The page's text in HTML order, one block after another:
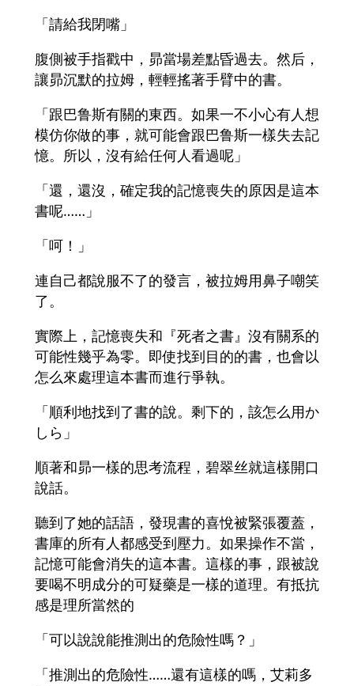
「請給我閉嘴」
腹側被手指戳中，昴當場差點昏過去。然后，
讓昴沉默的拉姆，輕輕搖著手臂中的書。
「跟巴鲁斯有關的東西。如果一不小心有人想
模仿你做的事，就可能會跟巴鲁斯一樣失去記
憶。所以，沒有給任何人看過呢」
「還，還沒，確定我的記憶喪失的原因是這本
書呢……」
「呵！」
連自己都說服不了的發言，被拉姆用鼻子嘲笑
了。
實際上，記憶喪失和『死者之書』沒有關系的
可能性幾乎為零。即使找到目的的書，也會以
怎么來處理這本書而進行爭執。
「順利地找到了書的說。剩下的，該怎么用か
しら」
順著和昴一樣的思考流程，碧翠丝就這樣開口
說話。
聽到了她的話語，發現書的喜悅被緊張覆蓋，
書庫的所有人都感受到壓力。如果操作不當，
記憶可能會消失的這本書。這樣的事，跟被說
要喝不明成分的可疑藥是一樣的道理。有抵抗
感是理所當然的
「可以說說能推測出的危險性嗎？」
「推測出的危險性……還有這樣的嗎，艾莉多